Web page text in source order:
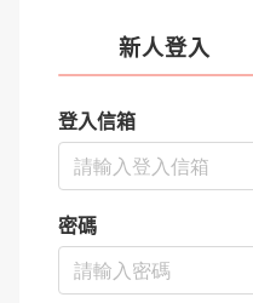
新人登入
登入信箱
密碼